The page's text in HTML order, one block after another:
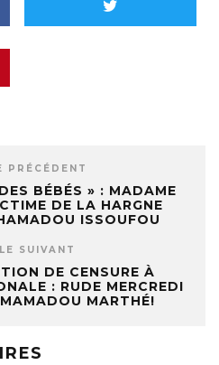
PRÉCÉDENT
BÉBÉS » : MADAME
DE LA HARGNE
ISSOUFOU
SUIVANT
DE CENSURE À
: RUDE MERCREDI
MARTHÉ!